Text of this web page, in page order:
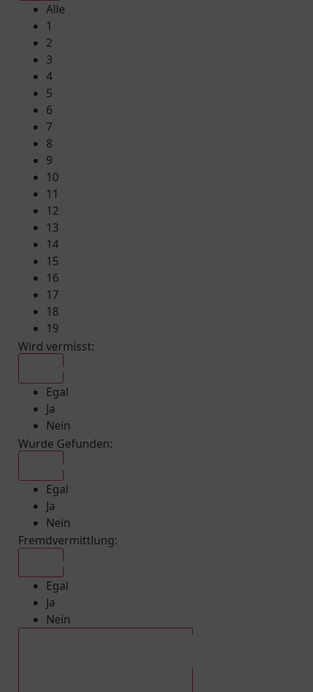
Alle
1
2
3
4
5
6
7
8
9
10
11
12
13
14
15
16
17
18
19
Wird vermisst:
Egal
Ja
Nein
Wurde Gefunden:
Egal
Ja
Nein
Fremdvermittlung:
Egal
Ja
Nein